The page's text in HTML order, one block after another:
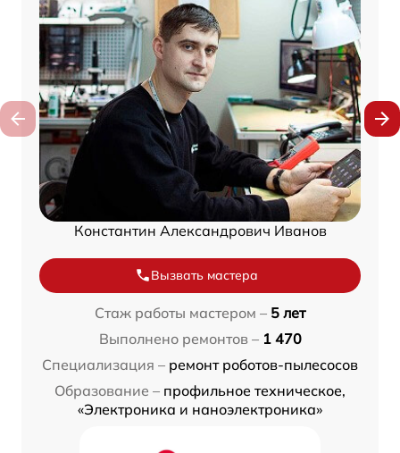
Константин Александрович Иванов
Вызвать мастера
Стаж работы мастером – 5 лет
Выполнено ремонтов – 1 470
Специализация – ремонт роботов-пылесосов
Образование – профильное техническое,
«Электроника и наноэлектроника»